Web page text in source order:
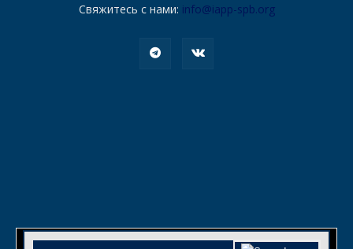
Свяжитесь с нами: info@iapp-spb.org